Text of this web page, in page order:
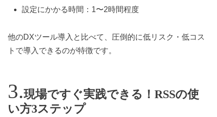
設定にかかる時間：1〜2時間程度
他のDXツール導入と比べて、圧倒的に低リスク・低コス
トで導入できるのが特徴です。
現場ですぐ実践できる！RSSの使
い方3ステップ